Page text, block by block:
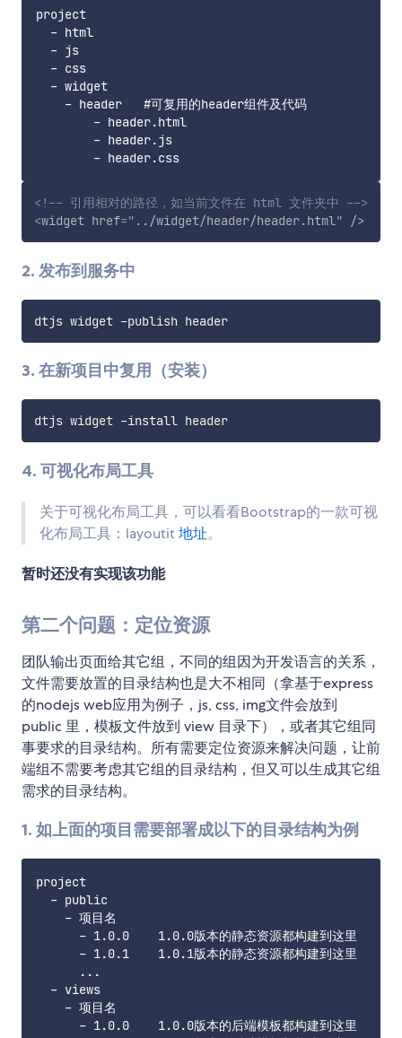
project
  - html
  - js
  - css
  - widget
    - header   #可复用的header组件及代码
        - header.html
        - header.js
<!-- 引用相对的路径，如当前文件在 html 文件夹中 -->
<widget href=" ../widget/header/header.html" />
2. 发布到服务中
dtjs widget -publish header
3. 在新项目中复用（安装）
dtjs widget -install header
4. 可视化布局工具
关于可视化布局工具，可以看看Bootstrap的一款可视
化布局工具：layoutit 地址。
暂时还没有实现该功能
第二个问题：定位资源
团队输出页面给其它组，不同的组因为开发语言的关系，
文件需要放置的目录结构也是大不相同（拿基于express
的nodejs web应用为例子，js, css, img文件会放到
public 里，模板文件放到 view 目录下），或者其它组同
事要求的目录结构。所有需要定位资源来解决问题，让前
端组不需要考虑其它组的目录结构，但又可以生成其它组
需求的目录结构。
1. 如上面的项目需要部署成以下的目录结构为例
project
  - public
    - 项目名
      - 1.0.0    1.0.0版本的静态资源都构建到这里
      - 1.0.1    1.0.1版本的静态资源都构建到这里
      ...
  - views
    - 项目名
      - 1.0.0    1.0.0版本的后端模板都构建到这里